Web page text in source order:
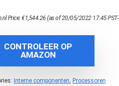
Price:€1,544.26 (as of 20/05/2022 17:45 PST-
CONTROLEER OP
AMAZON
Interne componenten, Processoren